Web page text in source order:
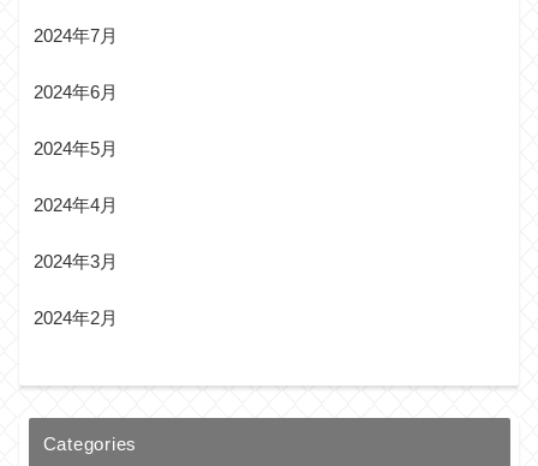
2024年7月
2024年6月
2024年5月
2024年4月
2024年3月
2024年2月
Categories